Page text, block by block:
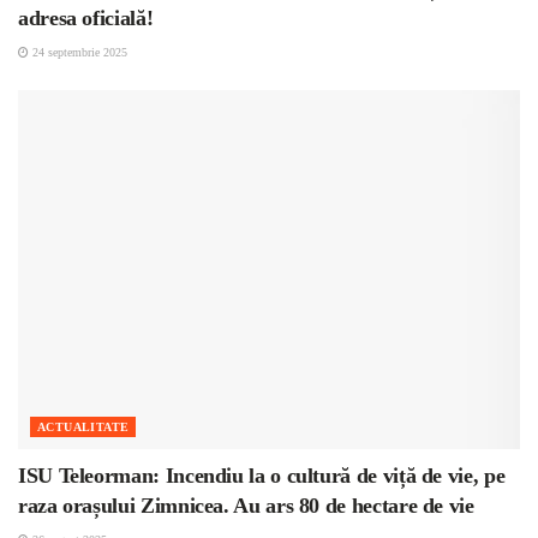
adresa oficială!
24 septembrie 2025
ACTUALITATE
ISU Teleorman: Incendiu la o cultură de viță de vie, pe
raza orașului Zimnicea. Au ars 80 de hectare de vie